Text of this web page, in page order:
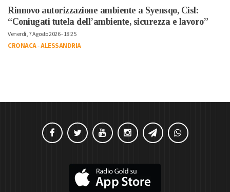
Rinnovo autorizzazione ambiente a Syensqo, Cisl:
“Coniugati tutela dell’ambiente, sicurezza e lavoro”
Venerdì, 7 Agosto 2026 - 18:25
CRONACA-ALESSANDRIA